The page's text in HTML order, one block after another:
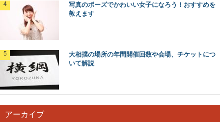
写真のポーズでかわいい女子になろう！おすすめを
教えます
大相撲の場所の年間開催回数や会場、チケットにつ
いて解説
アーカイブ